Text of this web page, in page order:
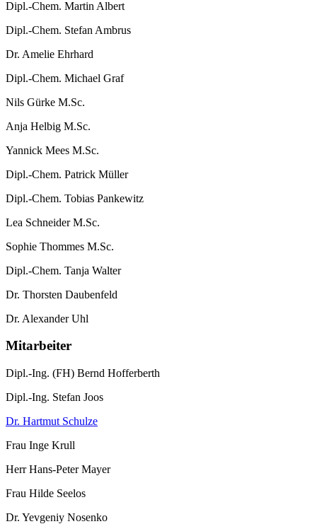
Dipl.-Chem. Martin Albert
Dipl.-Chem. Stefan Ambrus
Dr. Amelie Ehrhard
Dipl.-Chem. Michael Graf
Nils Gürke M.Sc.
Anja Helbig M.Sc.
Yannick Mees M.Sc.
Dipl.-Chem. Patrick Müller
Dipl.-Chem. Tobias Pankewitz
Lea Schneider M.Sc.
Sophie Thommes M.Sc.
Dipl.-Chem. Tanja Walter
Dr. Thorsten Daubenfeld
Dr. Alexander Uhl
Mitarbeiter
Dipl.-Ing. (FH) Bernd Hofferberth
Dipl.-Ing. Stefan Joos
Dr. Hartmut Schulze
Frau Inge Krull
Herr Hans-Peter Mayer
Frau Hilde Seelos
Dr. Yevgeniy Nosenko